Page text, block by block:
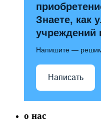
Знаете, как
учреждений
Напишите —
Написать
о нас